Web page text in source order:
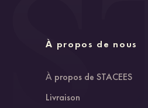
À propos de nous
À propos de STACEES
Livraison